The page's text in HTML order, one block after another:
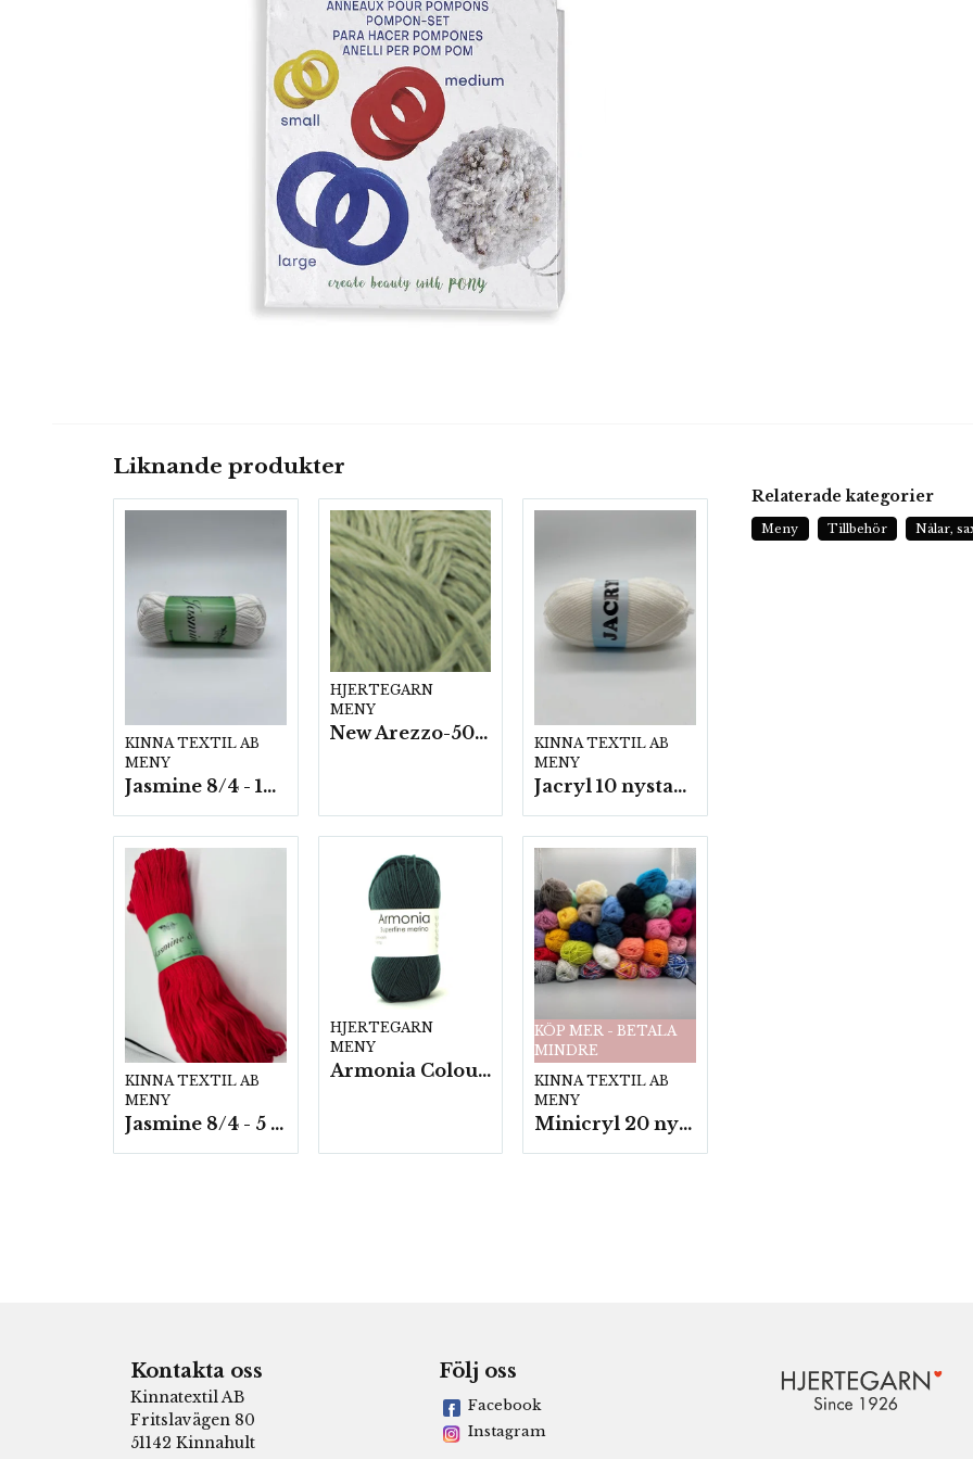
Liknande produkter
KINNA TEXTIL AB
MENY
Jasmine 8/4 - 10 nystan a50g./fp.
HJERTEGARN
MENY
New Arezzo-50g./nyst. 10 st/fp.
KINNA TEXTIL AB
MENY
Jacryl 10 nystan a50g./fp.
KINNA TEXTIL AB
MENY
Jasmine 8/4 - 5 härvor a200g./fp.
HJERTEGARN
MENY
Armonia Colour- 5 härv/fp. a100 g.
KÖP MER - BETALA
MINDRE
KINNA TEXTIL AB
MENY
Minicryl 20 nystan a25g./fp.
Relaterade kategorier
Meny Tillbehör Nålar,
Kontakta oss
Kinnatextil AB
Fritslavägen 80
51142 Kinnahult
Följ oss
Facebook
Instagram